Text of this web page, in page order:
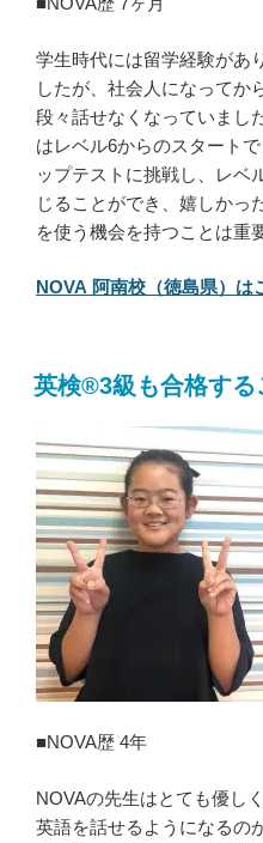
学生時代には留学経験があ
したが、社会人になってか
段々話せなくなっていまし
はレベル6からのスタート
ップテストに挑戦し、レベ
じることができ、嬉しかっ
を使う機会を持つことは重
NOVA 阿南校（徳島県）は
英検®3級も合格する
■NOVA歴 4年
NOVAの先生はとても優し
英語を話せるようになるの